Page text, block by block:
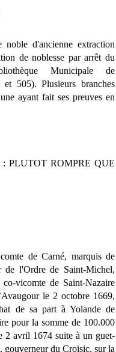
noble d'ancienne extraction
de noblesse par arrêt du
Municipale de
505). Plusieurs branches
ayant fait ses preuves en
: PLUTOT ROMPRE QUE
de Carné, marquis de
de l'Ordre de Saint-Michel,
vicomte de Saint-Nazaire
le 2 octobre 1669,
de sa part à Yolande de
pour la somme de 100.000
2 avril 1674 suite à un guet-
gouverneur du Croisic, sur la